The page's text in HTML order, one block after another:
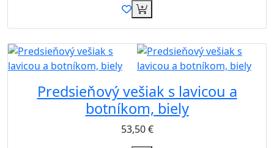
Predsieňový vešiak s lavicou a
botníkom, biely
53,50€